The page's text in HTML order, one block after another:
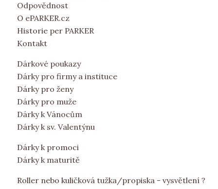
Odpovědnost
O ePARKER.cz
Historie per PARKER
Kontakt
Dárkové poukazy
Dárky pro firmy a instituce
Dárky pro ženy
Dárky pro muže
Dárky k Vánocům
Dárky k sv. Valentýnu
Dárky k promoci
Dárky k maturitě
Roller nebo kuličková tužka/propiska - vysvětlení ?